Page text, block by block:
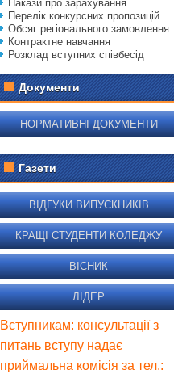
Накази про зарахування
Перелік конкурсних пропозицій
Обсяг регіонального замовлення
Контрактне навчання
Розклад вступних співбесід
Документи
НОРМАТИВНІ ДОКУМЕНТИ
Газети
ВІДГУКИ ВИПУСКНИКІВ
КРАЩІ СТУДЕНТИ КОЛЕДЖУ
ВІСНИК
ЛІДЕР
Вступникам: консультації з
питань вступу надає
приймальна комісія за тел.: